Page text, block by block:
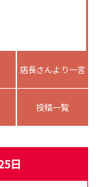
店長さんより一言
投稿一覧
日